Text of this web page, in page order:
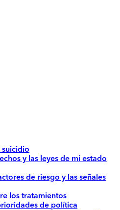
suicidio
y las leyes de mi estado
de riesgo y las señales
los tratamientos
de política